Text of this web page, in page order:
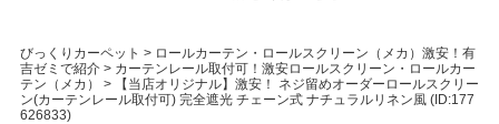
びっくりカーペット > ロールカーテン・ロールスクリーン（メカ）激安！有
吉ゼミで紹介> カーテンレール取付可！激安ロールスクリーン・ロールカー
テン（メカ）
>
【当店オリジナル】激安！ ネジ留めオーダーロールスクリー
ン(カーテンレール取付可) 完全遮光 チェーン式 ナチュラルリネン風 (ID:177
626833)